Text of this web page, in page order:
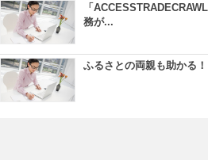
「
務が...
ふるさとの両親も助かる